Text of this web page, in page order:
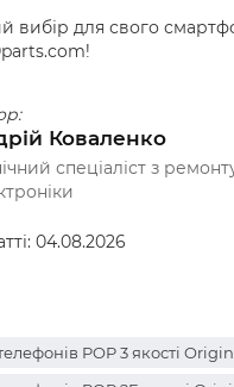
вибір для свого
Коваленко
спеціаліст з
04.08.2026
POP 3 якості